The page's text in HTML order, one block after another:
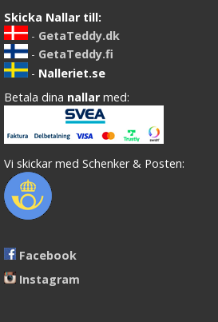
Skicka Nallar till:
- GetaTeddy.dk
- GetaTeddy.fi
- Nalleriet.se
Betala dina nallar med:
Vi skickar med Schenker & Posten:
Facebook
Instagram